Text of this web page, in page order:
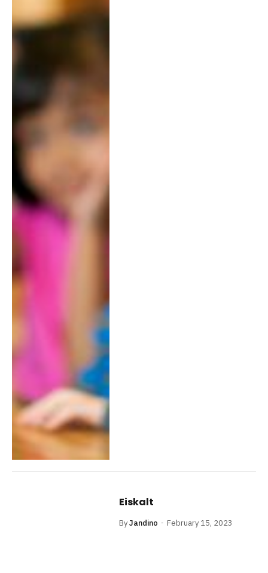
Eiskalt
ByJandino February 15, 2023